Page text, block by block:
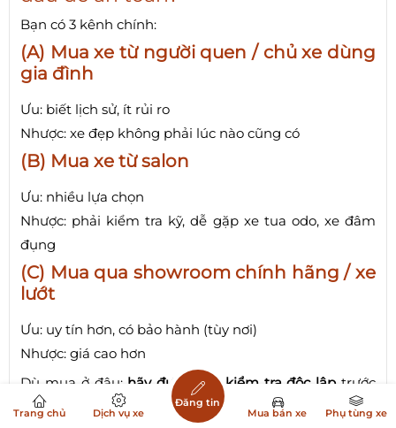
Bạn có 3 kênh chính:
(A) Mua xe từ người quen / chủ xe dùng
gia đình
Ưu: biết lịch sử, ít rủi ro
Nhược: xe đẹp không phải lúc nào cũng có
(B) Mua xe từ salon
Ưu: nhiều lựa chọn
Nhược: phải kiểm tra kỹ, dễ gặp xe tua odo, xe đâm
đụng
(C) Mua qua showroom chính hãng / xe
lướt
Ưu: uy tín hơn, có bảo hành (tùy nơi)
Nhược: giá cao hơn
Dù mua ở đâu: hãy đưa xe đi kiểm tra độc lậptrước
khi chốt. Đây là “chi phí nhỏ” giúp bạn tránh mất cả
Trang chủ Dịch vụ xe
Đăng tin
Mua bán xe
Phụ tùng xe